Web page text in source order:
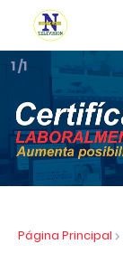
1 /1
Página Principal